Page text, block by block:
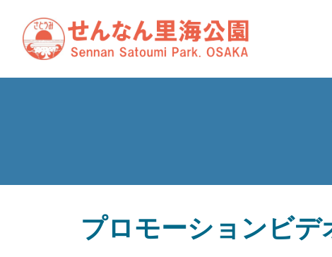
プロモーションビデ